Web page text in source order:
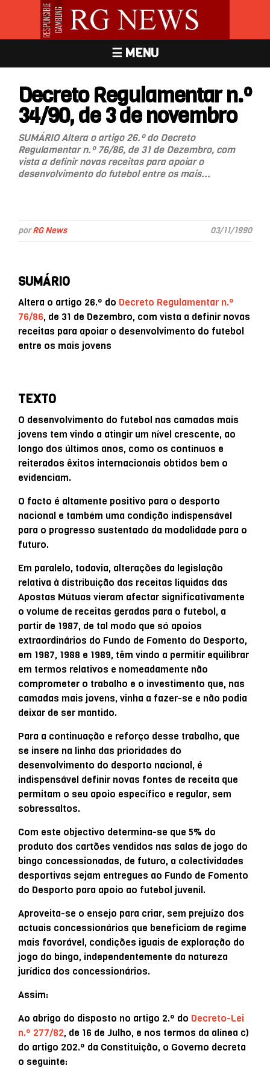
☰ MENU
Decreto Regulamentar n.º
34/90, de 3 de novembro
SUMÁRIO Altera o artigo 26.º do Decreto
Regulamentar n.º 76/86, de 31 de Dezembro, com
vista a definir novas receitas para apoiar o
desenvolvimento do futebol entre os mais...
porRG News 03/11/1990
SUMÁRIO
Altera o artigo 26.º do Decreto Regulamentar n.º
76/86, de 31 de Dezembro, com vista a definir novas
receitas para apoiar o desenvolvimento do futebol
entre os mais jovens
TEXTO
O desenvolvimento do futebol nas camadas mais
jovens tem vindo a atingir um nível crescente, ao
longo dos últimos anos, como os contínuos e
reiterados êxitos internacionais obtidos bem o
evidenciam.
O facto é altamente positivo para o desporto
nacional e também uma condição indispensável
para o progresso sustentado da modalidade para o
futuro.
Em paralelo, todavia, alterações da legislação
relativa à distribuição das receitas líquidas das
Apostas Mútuas vieram afectar significativamente
o volume de receitas geradas para o futebol, a
partir de 1987, de tal modo que só apoios
extraordinários do Fundo de Fomento do Desporto,
em 1987, 1988 e 1989, têm vindo a permitir equilibrar
em termos relativos e nomeadamente não
comprometer o trabalho e o investimento que, nas
camadas mais jovens, vinha a fazer-se e não podia
deixar de ser mantido.
Para a continuação e reforço desse trabalho, que
se insere na linha das prioridades do
desenvolvimento do desporto nacional, é
indispensável definir novas fontes de receita que
permitam o seu apoio específico e regular, sem
sobressaltos.
Com este objectivo determina-se que 5% do
produto dos cartões vendidos nas salas de jogo do
bingo concessionadas, de futuro, a colectividades
desportivas sejam entregues ao Fundo de Fomento
do Desporto para apoio ao futebol juvenil.
Aproveita-se o ensejo para criar, sem prejuízo dos
actuais concessionários que beneficiam de regime
mais favorável, condições iguais de exploração do
jogo do bingo, independentemente da natureza
jurídica dos concessionários.
Assim:
Ao abrigo do disposto no artigo 2.º do Decreto-Lei
n.º 277/82, de 16 de Julho, e nos termos da alínea c)
do artigo 202.º da Constituição, o Governo decreta
o seguinte: